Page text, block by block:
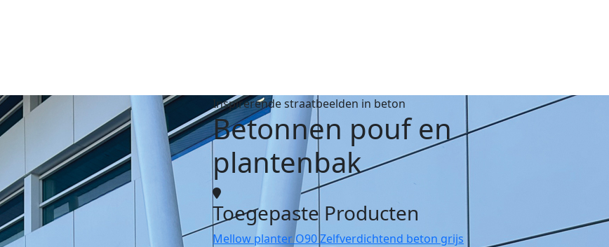
Inspirerende straatbeelden in beton
Betonnen pouf en
plantenbak
Toegepaste Producten
Mellow planter O90 Zelfverdichtend beton grijs